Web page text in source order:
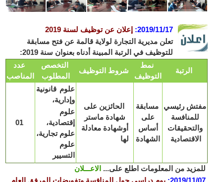
2019/11/17
: إعلان عن توظيف لسنة 2019
تعلن مديرية التجارة لولاية قالمة عن فتح مسابقة
للتوظيف في الرتبة المبينة أدناه بعنوان سنة 2019:
عدد
المناصب
التخصص
المطلوب
شروط التوظيف
نمط
التوظيف
الرتبة
علوم قانونية
وإدارية،
علوم
إقتصادية،
علوم تجارية،
علوم
التسيير
الحائزين على
شهادة ماستر
أوشهادة معادلة
لها
مسابقة
على
أساس
الشهادة
مفتش رئيسي
للمنافسة
والتحقيقات
الاقتصادية
للمزيد من المعلومات اطلع على... الاعـــلان
2019/11/07
: يوم دراسي حول المنافسة وتفويضات المرفق العام